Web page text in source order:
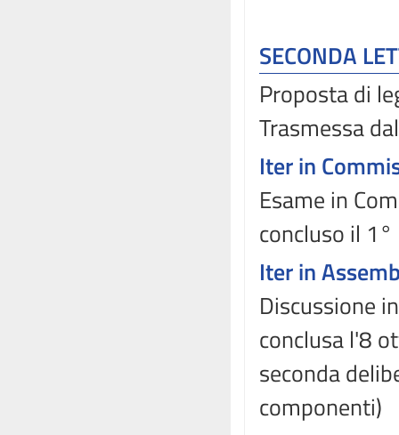
SECONDA
Proposta di
Trasmessa
Iter in
Esame in
concluso il
Iter in
Discussione
conclusa l'8
seconda
componenti)